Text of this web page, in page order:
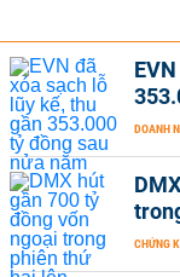
DOANH
CHỨNG